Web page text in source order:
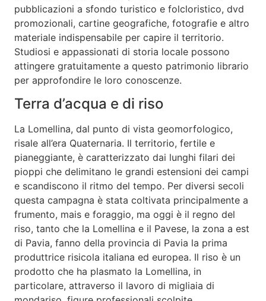
pubblicazioni a sfondo turistico e folcloristico, dvd
promozionali, cartine geografiche, fotografie e altro
materiale indispensabile per capire il territorio.
Studiosi e appassionati di storia locale possono
attingere gratuitamente a questo patrimonio librario
per approfondire le loro conoscenze.
Terra d’acqua e di riso
La Lomellina, dal punto di vista geomorfologico,
risale all’era Quaternaria. Il territorio, fertile e
pianeggiante, è caratterizzato dai lunghi filari dei
pioppi che delimitano le grandi estensioni dei campi
e scandiscono il ritmo del tempo. Per diversi secoli
questa campagna è stata coltivata principalmente a
frumento, mais e foraggio, ma oggi è il regno del
riso, tanto che la Lomellina e il Pavese, la zona a est
di Pavia, fanno della provincia di Pavia la prima
produttrice risicola italiana ed europea. Il riso è un
prodotto che ha plasmato la Lomellina, in
particolare, attraverso il lavoro di migliaia di